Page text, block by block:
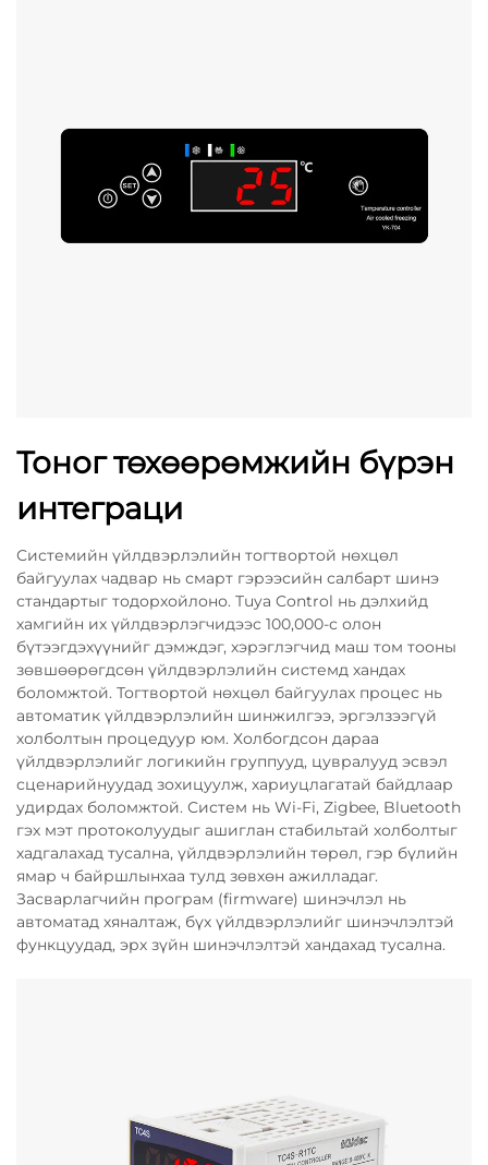
Тоног төхөөрөмжийн бүрэн
интеграци
Системийн үйлдвэрлэлийн тогтвортой нөхцөл
байгуулах чадвар нь смарт гэрээсийн салбарт шинэ
стандартыг тодорхойлоно. Tuya Control нь дэлхийд
хамгийн их үйлдвэрлэгчидээс 100,000-с олон
бүтээгдэхүүнийг дэмждэг, хэрэглэгчид маш том тооны
зөвшөөрөгдсөн үйлдвэрлэлийн системд хандах
боломжтой. Тогтвортой нөхцөл байгуулах процес нь
автоматик үйлдвэрлэлийн шинжилгээ, эргэлзээгүй
холболтын процедуур юм. Холбогдсон дараа
үйлдвэрлэлийг логикийн группууд, цувралууд эсвэл
сценарийнуудад зохицуулж, хариуцлагатай байдлаар
удирдах боломжтой. Систем нь Wi-Fi, Zigbee, Bluetooth
гэх мэт протоколуудыг ашиглан стабильтай холболтыг
хадгалахад тусална, үйлдвэрлэлийн төрөл, гэр бүлийн
ямар ч байршлынхаа тулд зөвхөн ажилладаг.
Засварлагчийн програм (firmware) шинэчлэл нь
автоматад хяналтаж, бүх үйлдвэрлэлийг шинэчлэлтэй
функцуудад, эрх зүйн шинэчлэлтэй хандахад тусална.